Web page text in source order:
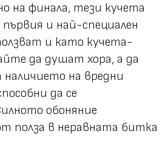
на финала, тези кучета
и най-специален
и като кучета-
да душат хора, а да
на вредни
да се
обоняние
полза в неравната битка